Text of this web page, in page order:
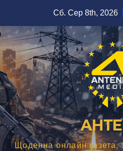
вмісту
Сб. Сер 8th, 2026
Щоденна онлайн газета,